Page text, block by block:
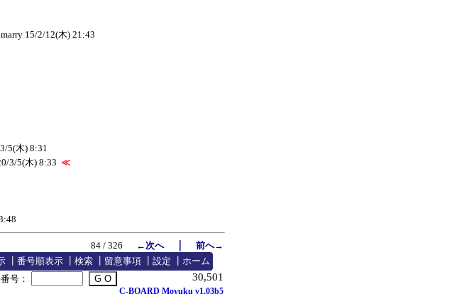
marry 15/2/12(木) 21:43
5(木) 8:31
3/5(木) 8:33 ≪
84 / 326 ←次へ｜ 前へ→
番号順表示 検索 留意事項 設定 ホーム
30,501
号：
C-BOARD Moyuku v1.03b5